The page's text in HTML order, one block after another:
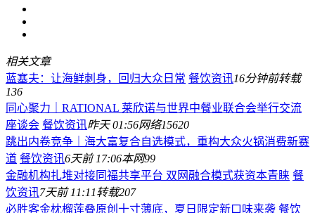
相关文章
蓝塞夫：让海鲜刺身，回归大众日常 餐饮资讯16分钟前转载
136
同心聚力｜RATIONAL 莱欣诺与世界中餐业联合会举行交流
座谈会 餐饮资讯昨天 01:56网络15620
跳出内卷竞争｜海大富复合自选模式，重构大众火锅消费新赛
道 餐饮资讯6天前 17:06本网99
金融机构扎堆对接同福共享平台 双网融合模式获资本青睐 餐
饮资讯7天前 11:11转载207
必胜客金枕榴莲叠原创十寸薄底，夏日限定新口味来袭 餐饮